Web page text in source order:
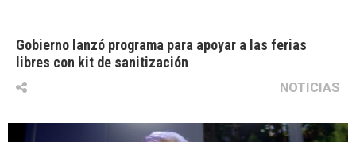
Gobierno lanzó programa para apoyar a las ferias
libres con kit de sanitización
NOTICIAS